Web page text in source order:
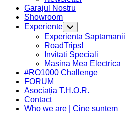
Garajul Nostru
Showroom
Current
Page
Parent
Experiente Toggle
Child
Menu
Experienta Saptamanii
RoadTrips!
Invitati Speciali
Masina Mea Electrica
#RO1000 Challenge
FORUM
Asociația T.H.O.R.
Contact
Who we are | Cine suntem